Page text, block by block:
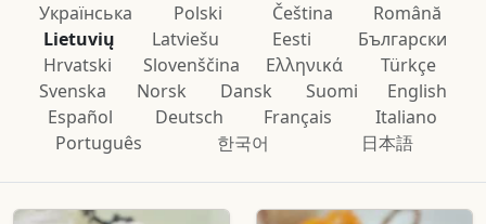
Українська Polski Čeština
Română
Lietuvių
Latviešu Eesti
Български
Hrvatski
Slovenščina Ελληνικά
Türkçe
Svenska
Norsk Dansk Suomi
English
Español
Deutsch Français
Italiano
Português
한국어 日本語